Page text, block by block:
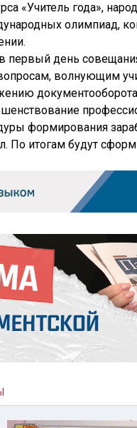
«Учитель года»,
олимпиад,
первый день
волнующим
формирования
По итогам будут